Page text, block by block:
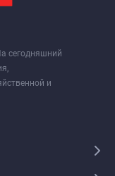
сегодняшний
и